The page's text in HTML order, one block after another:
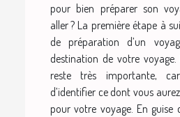
pour bien préparer son
aller ? La première étape à
de préparation d’un
destination de votre
reste très importante,
d’identifier ce dont vous
pour votre voyage. En guise